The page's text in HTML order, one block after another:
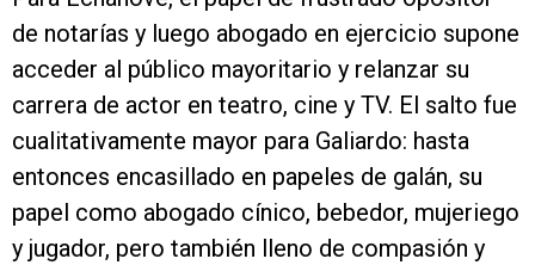
de notarías y luego abogado en ejercicio supone
acceder al público mayoritario y relanzar su
carrera de actor en teatro, cine y TV. El salto fue
cualitativamente mayor para Galiardo: hasta
entonces encasillado en papeles de galán, su
papel como abogado cínico, bebedor, mujeriego
y jugador, pero también lleno de compasión y